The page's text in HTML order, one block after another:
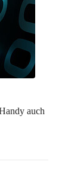
auch